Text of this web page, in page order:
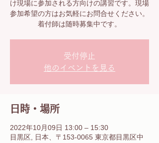
け現場に参加される方向けの講習です。現場
参加希望の方はお気軽にお問合せください。
着付師は随時募集中です。
受付停止
他のイベントを見る
日時・場所
2022年10月09日 13:00 – 15:30
目黒区, 日本、〒153-0065 東京都目黒区中